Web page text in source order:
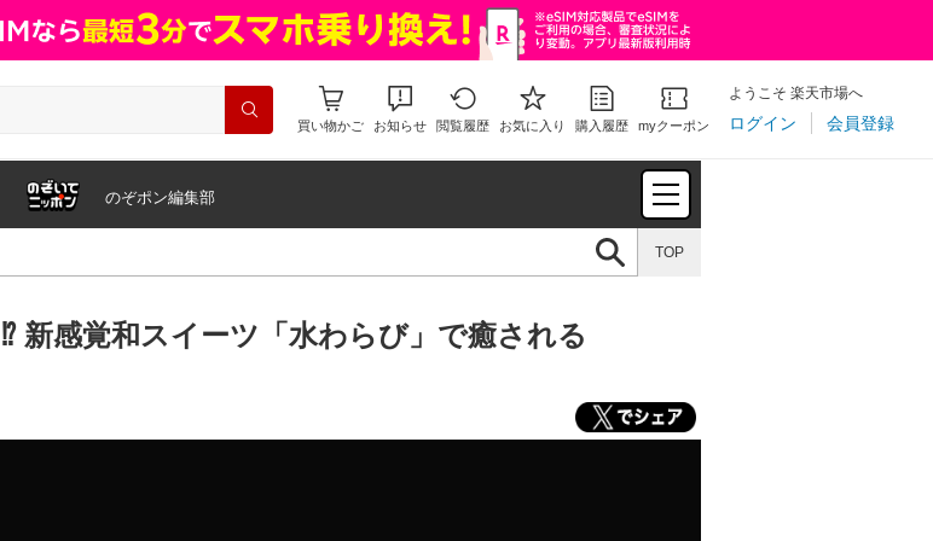
買い物かご お知らせ 閲覧履歴 お気に入り 購入履歴 myクーポン
ようこそ 楽天市場へ
ログイン 会員登録
のぞポン編集部
TOP
新感覚和スイーツ「水わらび」で癒される